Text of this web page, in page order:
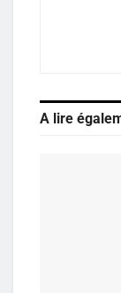
A lire